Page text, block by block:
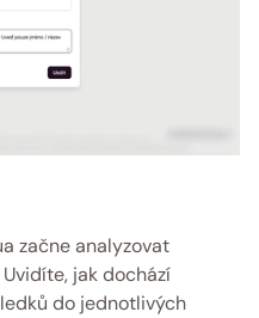
začne analyzovat
jak dochází
do jednotlivých